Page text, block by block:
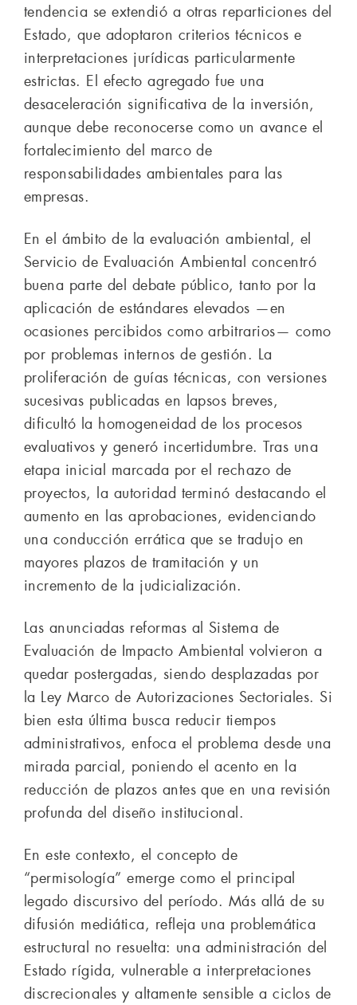
tendencia se extendió a otras reparticiones del
Estado, que adoptaron criterios técnicos e
interpretaciones jurídicas particularmente
estrictas. El efecto agregado fue una
desaceleración significativa de la inversión,
aunque debe reconocerse como un avance el
fortalecimiento del marco de
responsabilidades ambientales para las
empresas.
En el ámbito de la evaluación ambiental, el
Servicio de Evaluación Ambiental concentró
buena parte del debate público, tanto por la
aplicación de estándares elevados —en
ocasiones percibidos como arbitrarios— como
por problemas internos de gestión. La
proliferación de guías técnicas, con versiones
sucesivas publicadas en lapsos breves,
dificultó la homogeneidad de los procesos
evaluativos y generó incertidumbre. Tras una
etapa inicial marcada por el rechazo de
proyectos, la autoridad terminó destacando el
aumento en las aprobaciones, evidenciando
una conducción errática que se tradujo en
mayores plazos de tramitación y un
incremento de la judicialización.
Las anunciadas reformas al Sistema de
Evaluación de Impacto Ambiental volvieron a
quedar postergadas, siendo desplazadas por
la Ley Marco de Autorizaciones Sectoriales. Si
bien esta última busca reducir tiempos
administrativos, enfoca el problema desde una
mirada parcial, poniendo el acento en la
reducción de plazos antes que en una revisión
profunda del diseño institucional.
En este contexto, el concepto de
“permisología” emerge como el principal
legado discursivo del período. Más allá de su
difusión mediática, refleja una problemática
estructural no resuelta: una administración del
Estado rígida, vulnerable a interpretaciones
discrecionales y altamente sensible a ciclos de